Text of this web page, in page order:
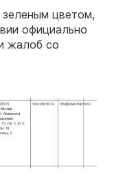
цветом,
официально
жалоб со